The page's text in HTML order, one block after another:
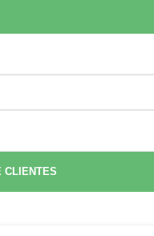
CLIENTES